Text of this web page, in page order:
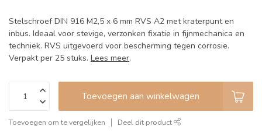
Stelschroef DIN 916 M2,5 x 6 mm RVS A2 met kraterpunt en
inbus. Ideaal voor stevige, verzonken fixatie in fijnmechanica en
techniek. RVS uitgevoerd voor bescherming tegen corrosie.
Verpakt per 25 stuks. Lees meer.
Toevoegen aan winkelwagen
Toevoegen om te vergelijken Deel dit product